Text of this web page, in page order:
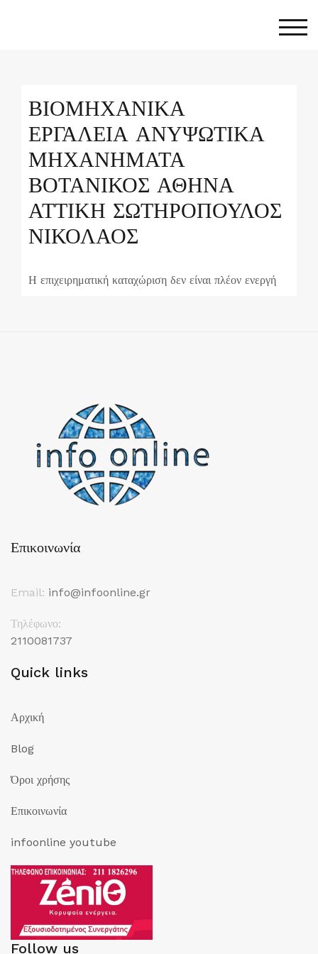
ΒΙΟΜΗΧΑΝΙΚΑ
ΕΡΓΑΛΕΙΑ ΑΝΥΨΩΤΙΚΑ
ΜΗΧΑΝΗΜΑΤΑ
ΒΟΤΑΝΙΚΟΣ ΑΘΗΝΑ
ΑΤΤΙΚΗ ΣΩΤΗΡΟΠΟΥΛΟΣ
ΝΙΚΟΛΑΟΣ
Η επιχειρηματική καταχώριση δεν είναι πλέον ενεργή
Επικοινωνία
Email: info@infoonline.gr
Τηλέφωνο:
2110081737
Quick links
Αρχική
Blog
Όροι χρήσης
Επικοινωνία
infoonline youtube
Follow us